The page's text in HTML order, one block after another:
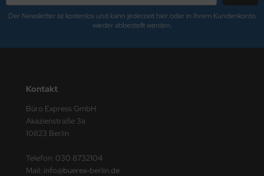
Der Newsletter ist kostenlos und kann jederzeit hier oder in Ihrem Kundenkonto
wieder abbestellt werden.
Kontakt
Büro Express GmbH
Akazienstraße 3a
10823 Berlin
Telefon: 030 8732104
Mail: info@buerex-berlin.de